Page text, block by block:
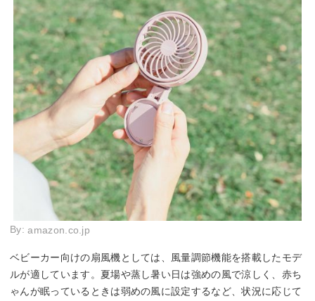
By:amazon.co.jp
ベビーカー向けの扇風機としては、風量調節機能を搭載したモデ
ルが適しています。夏場や蒸し暑い日は強めの風で涼しく、赤ち
ゃんが眠っているときは弱めの風に設定するなど、状況に応じて